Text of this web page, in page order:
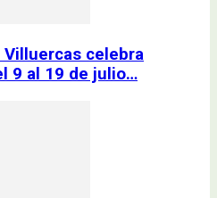
Villuercas celebra
9 al 19 de julio…